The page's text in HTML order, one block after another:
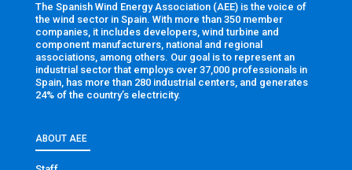
The Spanish Wind Energy Association (AEE) is the voice of
the wind sector in Spain. With more than 350 member
companies, it includes developers, wind turbine and
component manufacturers, national and regional
associations, among others. Our goal is to represent an
industrial sector that employs over 37,000 professionals in
Spain, has more than 280 industrial centers, and generates
24% of the country’s electricity.
ABOUT AEE